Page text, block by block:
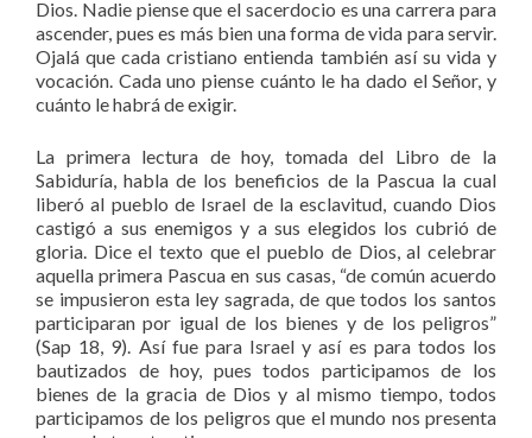
Dios. Nadie piense que el sacerdocio es una carrera para
ascender, pues es más bien una forma de vida para servir.
Ojalá que cada cristiano entienda también así su vida y
vocación. Cada uno piense cuánto le ha dado el Señor, y
cuánto le habrá de exigir.
La primera lectura de hoy, tomada del Libro de la
Sabiduría, habla de los beneficios de la Pascua la cual
liberó al pueblo de Israel de la esclavitud, cuando Dios
castigó a sus enemigos y a sus elegidos los cubrió de
gloria. Dice el texto que el pueblo de Dios, al celebrar
aquella primera Pascua en sus casas, “de común acuerdo
se impusieron esta ley sagrada, de que todos los santos
participaran por igual de los bienes y de los peligros”
(Sap 18, 9). Así fue para Israel y así es para todos los
bautizados de hoy, pues todos participamos de los
bienes de la gracia de Dios y al mismo tiempo, todos
participamos de los peligros que el mundo nos presenta